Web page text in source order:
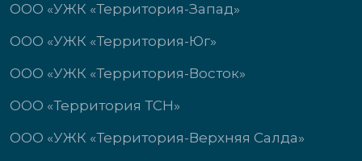
ООО «УЖК «Территория-Запад»
ООО «УЖК «Территория-Юг»
ООО «УЖК «Территория-Восток»
ООО «Территория ТСН»
ООО «УЖК «Территория-Верхняя Салда»